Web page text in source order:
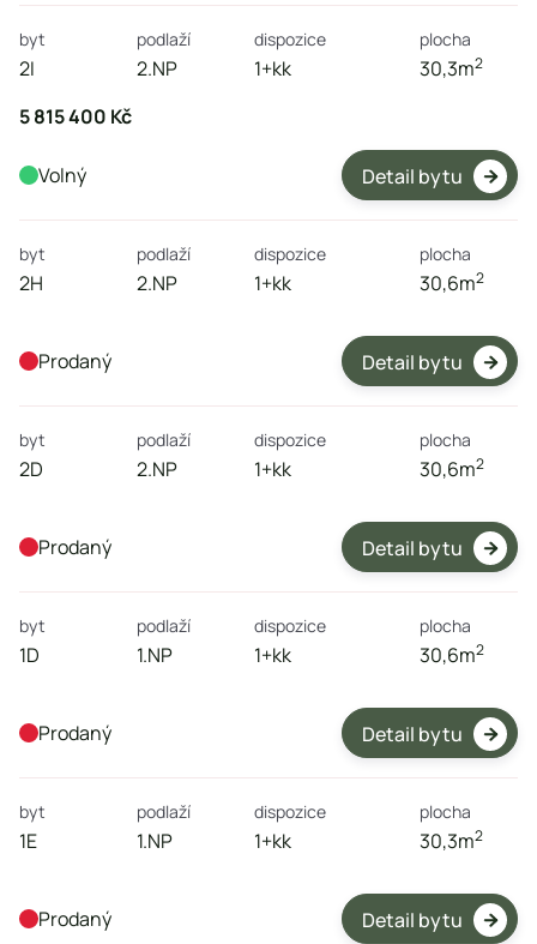
byt
2I
podlaží
2.NP
dispozice
1+kk
plocha
30,3m2
5 815 400 Kč
Detail bytu 
Volný
byt
2H
podlaží
2.NP
dispozice
1+kk
plocha
30,6m2
Detail bytu 
Prodaný
byt
2D
podlaží
2.NP
dispozice
1+kk
plocha
30,6m2
Detail bytu 
Prodaný
byt
1D
podlaží
1.NP
dispozice
1+kk
plocha
30,6m2
Detail bytu 
Prodaný
byt
1E
podlaží
1.NP
dispozice
1+kk
plocha
30,3m2
Detail bytu 
Prodaný